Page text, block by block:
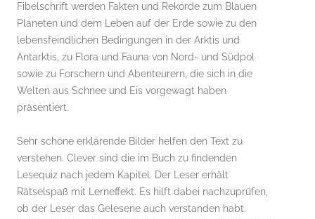
Fibelschrift werden Fakten und Rekorde zum Blauen
Planeten und dem Leben auf der Erde sowie zu den
lebensfeindlichen Bedingungen in der Arktis und
Antarktis, zu Flora und Fauna von Nord- und Südpol
sowie zu Forschern und Abenteurern, die sich in die
Welten aus Schnee und Eis vorgewagt haben
präsentiert.
Sehr schöne erklärende Bilder helfen den Text zu
verstehen. Clever sind die im Buch zu findenden
Lesequiz nach jedem Kapitel. Der Leser erhält
Rätselspaß mit Lerneffekt. Es hilft dabei nachzuprüfen,
ob der Leser das Gelesene auch verstanden habt.